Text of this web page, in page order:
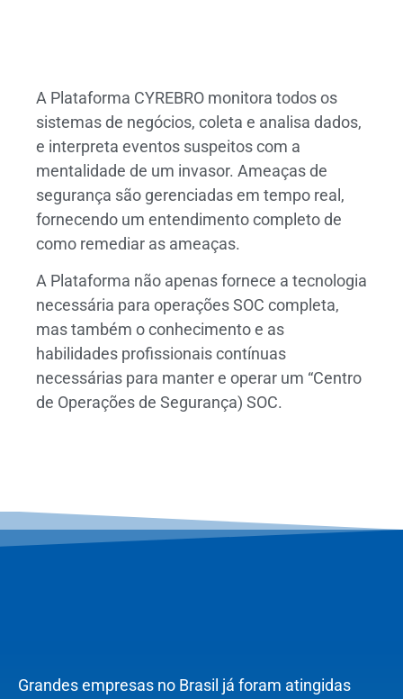
A Plataforma CYREBRO monitora todos os
sistemas de negócios, coleta e analisa dados,
e interpreta eventos suspeitos com a
mentalidade de um invasor. Ameaças de
segurança são gerenciadas em tempo real,
fornecendo um entendimento completo de
como remediar as ameaças.
A Plataforma não apenas fornece a tecnologia
necessária para operações SOC completa,
mas também o conhecimento e as
habilidades profissionais contínuas
necessárias para manter e operar um “Centro
de Operações de Segurança) SOC.
Grandes empresas no Brasil já foram atingidas